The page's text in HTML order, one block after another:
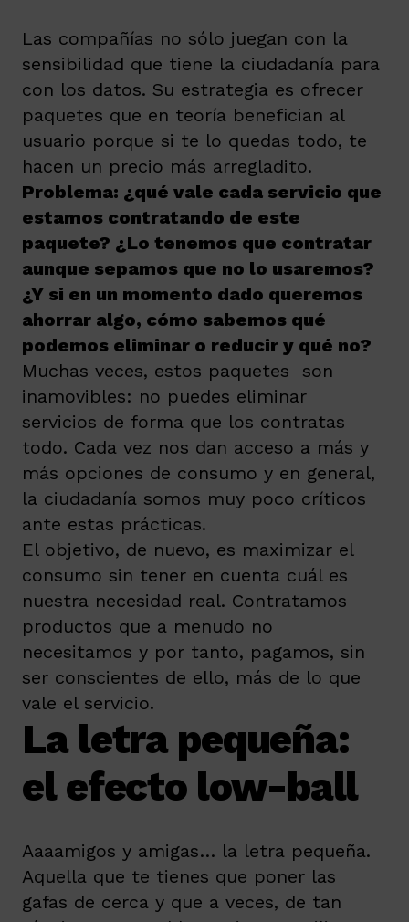
Las compañías no sólo juegan con la
sensibilidad que tiene la ciudadanía para
con los datos. Su estrategia es ofrecer
paquetes que en teoría benefician al
usuario porque si te lo quedas todo, te
hacen un precio más arregladito.
Problema: ¿qué vale cada servicio que
estamos contratando de este
paquete? ¿Lo tenemos que contratar
aunque sepamos que no lo usaremos?
¿Y si en un momento dado queremos
ahorrar algo, cómo sabemos qué
podemos eliminar o reducir y qué no?
Muchas veces, estos paquetes son
inamovibles: no puedes eliminar
servicios de forma que los contratas
todo. Cada vez nos dan acceso a más y
más opciones de consumo y en general,
la ciudadanía somos muy poco críticos
ante estas prácticas.
El objetivo, de nuevo, es maximizar el
consumo sin tener en cuenta cuál es
nuestra necesidad real. Contratamos
productos que a menudo no
necesitamos y por tanto, pagamos, sin
ser conscientes de ello, más de lo que
vale el servicio.
La letra pequeña:
el efecto low-ball
Aaaamigos y amigas… la letra pequeña.
Aquella que te tienes que poner las
gafas de cerca y que a veces, de tan